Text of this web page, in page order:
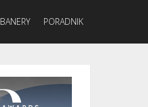
BANERY PORADNIK